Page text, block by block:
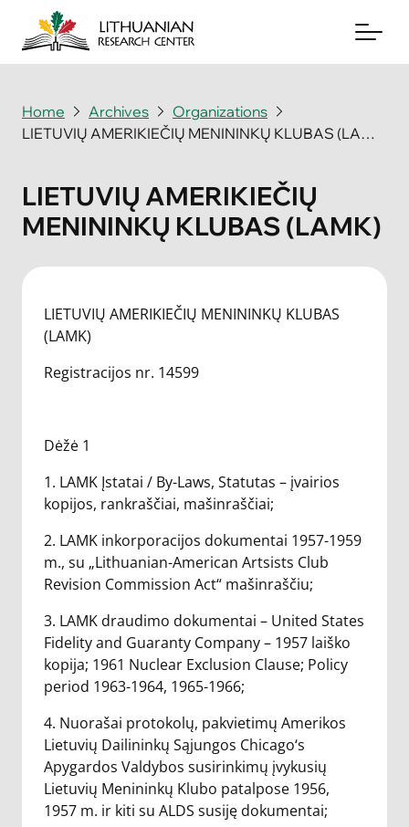
About
Periodicals
Books
News & Events
Home Archives
Organizations
LIETUVIŲ AMERIKIEČIŲ MENININKŲ KLUBAS (LAMK)
LIETUVIŲ AMERIKIEČIŲ
MENININKŲ KLUBAS (LAMK)
LIETUVIŲ AMERIKIEČIŲ MENININKŲ KLUBAS
(LAMK)
Registracijos nr. 14599
Dėžė 1
1. LAMK Įstatai / By-Laws, Statutas – įvairios
kopijos, rankraščiai, mašinraščiai;
2. LAMK inkorporacijos dokumentai 1957-1959
m., su „Lithuanian-American Artsists Club
Revision Commission Act“ mašinraščiu;
3. LAMK draudimo dokumentai – United States
Fidelity and Guaranty Company – 1957 laiško
kopija; 1961 Nuclear Exclusion Clause; Policy
period 1963-1964, 1965-1966;
4. Nuorašai protokolų, pakvietimų Amerikos
Lietuvių Dailininkų Sąjungos Chicago‘s
Apygardos Valdybos susirinkimų įvykusių
Lietuvių Menininkų Klubo patalpose 1956,
1957 m. ir kiti su ALDS susiję dokumentai;